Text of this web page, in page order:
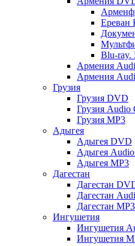
Ереван
Blu-
Армения
Армения
Грузия
Грузия DVD
Грузия Audio
Грузия MP3
Адыгея
Адыгея DVD
Адыгея
Адыгея MP3
Дагестан
Дагестан
Дагестан
Дагестан MP3
Ингушетия
Ингушетия
Ингушетия